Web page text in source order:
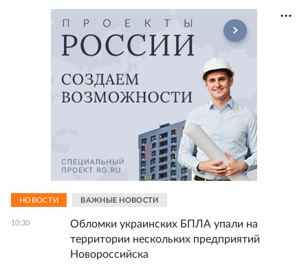
НОВОСТИ ВАЖНЫЕ НОВОСТИ
10:30
Обломки украинских БПЛА упали на
территории нескольких предприятий
Новороссийска